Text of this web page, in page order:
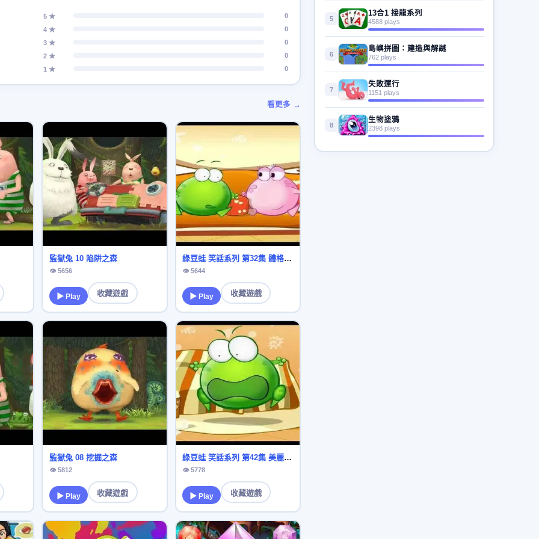
5 ★
0
4 ★
0
3 ★
0
2 ★
0
1 ★
0
看更多 →
監獄兔 10 陷阱之森
👁 5656
▶ Play 收藏遊戲
綠豆蛙 笑話系列 第32集 體格優勢
👁 5644
▶ Play 收藏遊戲
監獄兔 08 挖掘之森
👁 5812
▶ Play 收藏遊戲
綠豆蛙 笑話系列 第42集 美麗的裙子
👁 5778
▶ Play 收藏遊戲
5
13合1 接龍系列
4588 plays
6
島嶼拼圖：建造與解謎
762 plays
7
失敗運行
1151 plays
8
生物塗鴉
2398 plays